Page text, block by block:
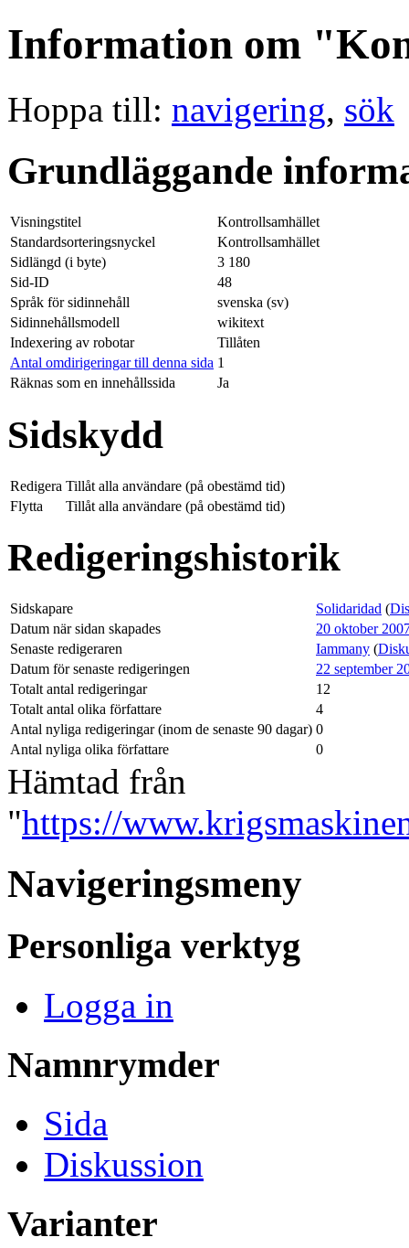
Information om
Hoppa till: navigering, sök
Grundläggande
Visningstitel
Kontrollsamhället
Standardsorteringsnyckel
Kontrollsamhället
Sidlängd (i byte)
3 180
Sid-ID
48
Språk för sidinnehåll
svenska (sv)
Sidinnehållsmodell
wikitext
Indexering av robotar
Tillåten
Antal omdirigeringar till denna sida 1
Räknas som en innehållssida
Ja
Sidskydd
Redigera Tillåt alla användare (på obestämd tid)
Flytta
Tillåt alla användare (på obestämd tid)
Redigeringshistorik
Sidskapare Solidaridad (
Datum när sidan skapades
20 oktober
Senaste redigeraren
Iammany (
Datum för senaste redigeringen
22 september
Totalt antal redigeringar
12
Totalt antal olika författare
4
Antal nyliga redigeringar (inom de senaste 90 dagar) 0
Antal nyliga olika författare
0
Hämtad från
"https://
Navigeringsmeny
Personliga verktyg
Logga in
Namnrymder
Sida
Diskussion
Varianter